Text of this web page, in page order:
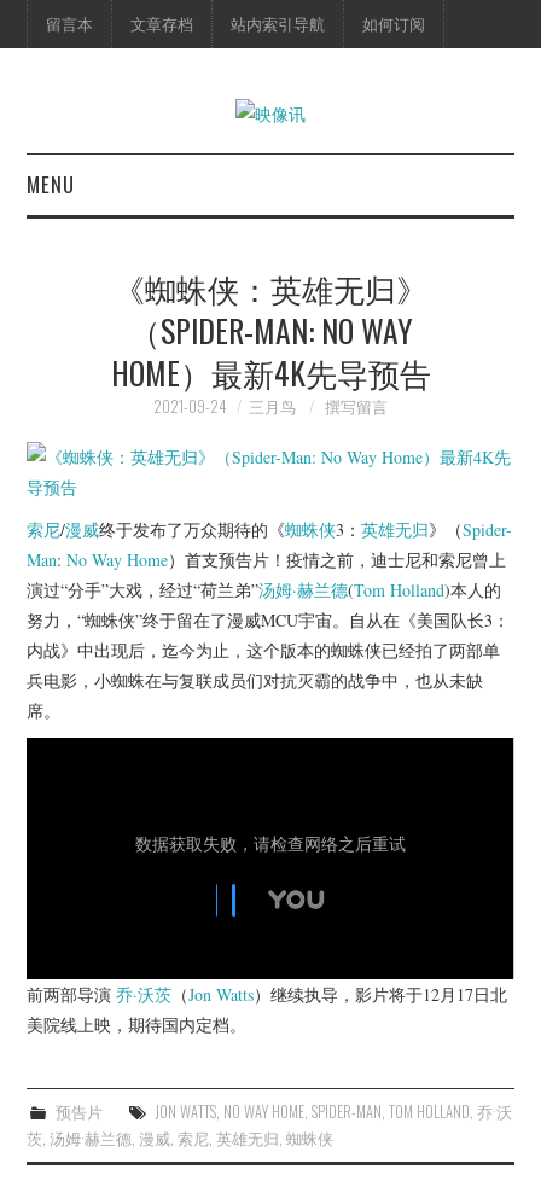
留言本 文章存档 站内索引导航 如何订阅
MENU
映像快讯
预告片
脱口秀
杂七杂八
美剧英剧
电影档期
推荐电影
《蜘蛛侠：英雄无归》
（SPIDER-MAN: NO WAY
HOME）最新4K先导预告
2021-09-24 三月鸟 撰写留言
索尼/漫威终于发布了万众期待的《蜘蛛侠3：英雄无归》（Spider-
Man:No Way Home）首支预告片！疫情之前，迪士尼和索尼曾上
演过“分手”大戏，经过“荷兰弟”汤姆·赫兰德(Tom Holland)本人的
努力，“蜘蛛侠”终于留在了漫威MCU宇宙。自从在《美国队长3：
内战》中出现后，迄今为止，这个版本的蜘蛛侠已经拍了两部单
兵电影，小蜘蛛在与复联成员们对抗灭霸的战争中，也从未缺
席。
前两部导演乔·沃茨 （Jon Watts）继续执导，影片将于12月17日北
美院线上映，期待国内定档。
预告片 JON WATTS, NO WAY HOME, SPIDER-MAN, TOM HOLLAND, 乔·沃
茨,汤姆·赫兰德,漫威,索尼,英雄无归,蜘蛛侠